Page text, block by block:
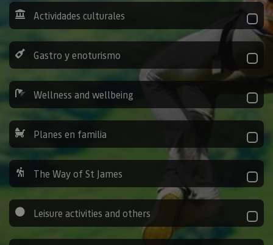
Actividades culturales
Gastro y enoturismo
Wellness and wellbeing
Planes en familia
The Way of St James
Leisure activities and others